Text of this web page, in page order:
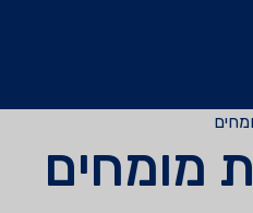
מומחים